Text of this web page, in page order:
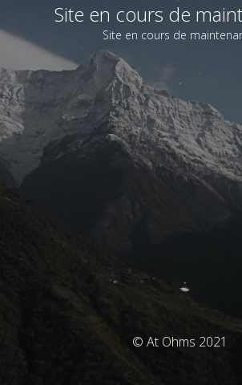
Site en cours de
Site en cours de
© At Ohms 2021